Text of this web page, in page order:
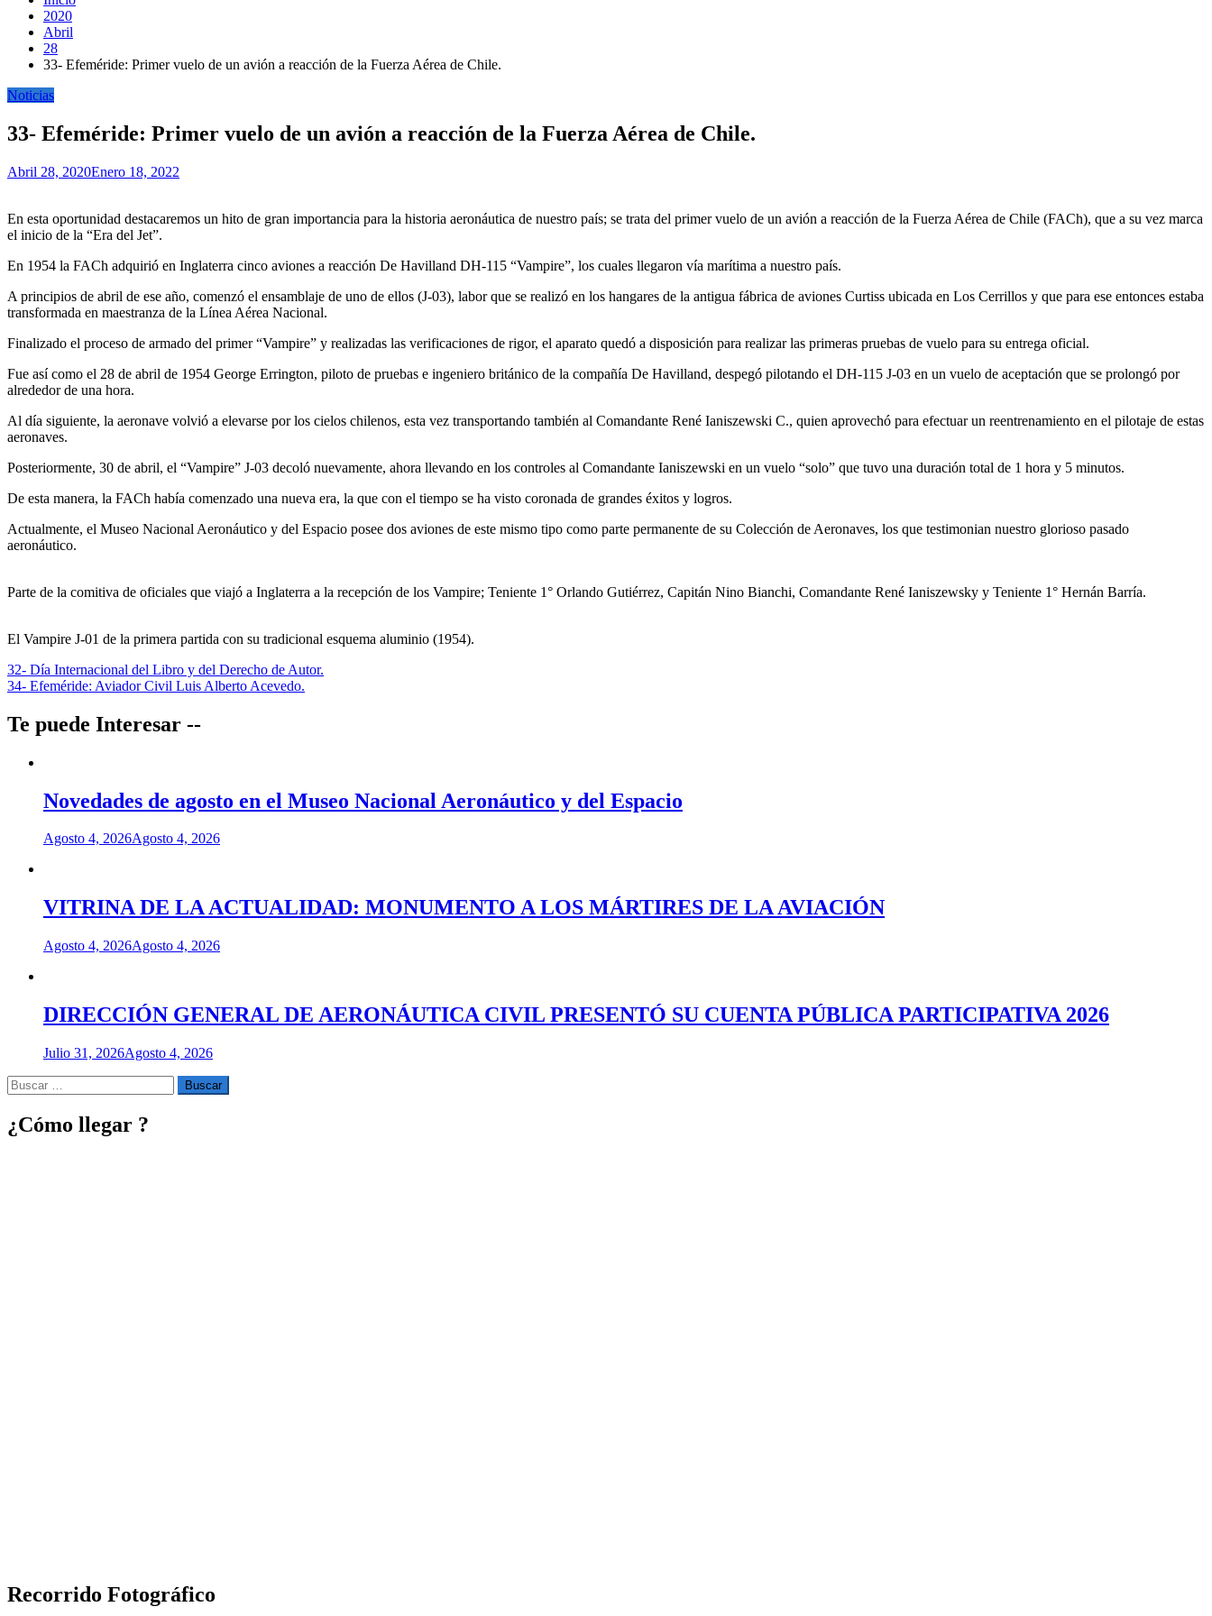
2020
Abril
28
33- Efeméride: Primer vuelo de un avión a reacción de la Fuerza Aérea de Chile.
Noticias
33- Efeméride: Primer vuelo de un avión a reacción de la Fuerza Aérea de Chile.
Abril 28, 2020Enero 18, 2022
En esta oportunidad destacaremos un hito de gran importancia para la historia aeronáutica de nuestro país; se trata del primer vuelo de un avión a reacción de la Fuerza Aérea de Chile (FACh), que a su vez marca
el inicio de la “Era del Jet”.
En 1954 la FACh adquirió en Inglaterra cinco aviones a reacción De Havilland DH-115 “Vampire”, los cuales llegaron vía marítima a nuestro país.
A principios de abril de ese año, comenzó el ensamblaje de uno de ellos (J-03), labor que se realizó en los hangares de la antigua fábrica de aviones Curtiss ubicada en Los Cerrillos y que para ese entonces estaba
transformada en maestranza de la Línea Aérea Nacional.
Finalizado el proceso de armado del primer “Vampire” y realizadas las verificaciones de rigor, el aparato quedó a disposición para realizar las primeras pruebas de vuelo para su entrega oficial.
Fue así como el 28 de abril de 1954 George Errington, piloto de pruebas e ingeniero británico de la compañía De Havilland, despegó pilotando el DH-115 J-03 en un vuelo de aceptación que se prolongó por
alrededor de una hora.
Al día siguiente, la aeronave volvió a elevarse por los cielos chilenos, esta vez transportando también al Comandante René Ianiszewski C., quien aprovechó para efectuar un reentrenamiento en el pilotaje de estas
aeronaves.
Posteriormente, 30 de abril, el “Vampire” J-03 decoló nuevamente, ahora llevando en los controles al Comandante Ianiszewski en un vuelo “solo” que tuvo una duración total de 1 hora y 5 minutos.
De esta manera, la FACh había comenzado una nueva era, la que con el tiempo se ha visto co­ronada de grandes éxitos y logros.
Actualmente, el Museo Nacional Aeronáutico y del Espacio posee dos aviones de este mismo tipo como parte permanente de su Colección de Aeronaves, los que testimonian nuestro glorioso pasado
aeronáutico.
Parte de la comitiva de oficiales que viajó a Inglaterra a la recepción de los Vampire; Teniente 1° Orlando Gutiérrez, Capitán Nino Bianchi, Comandante René Ianiszewsky y Teniente 1° Hernán Barría.
El Vampire J-01 de la primera partida con su tradicional esquema aluminio (1954).
Navegación
de
entradas
32- Día Internacional del Libro y del Derecho de Autor.
34- Efeméride: Aviador Civil Luis Alberto Acevedo.
Te puede Interesar --
Novedades de agosto en el Museo Nacional Aeronáutico y del Espacio
Agosto 4, 2026Agosto 4, 2026
VITRINA DE LA ACTUALIDAD: MONUMENTO A LOS MÁRTIRES DE LA AVIACIÓN
Agosto 4, 2026Agosto 4, 2026
DIRECCIÓN GENERAL DE AERONÁUTICA CIVIL PRESENTÓ SU CUENTA PÚBLICA PARTICIPATIVA 2026
Julio 31, 2026Agosto 4, 2026
Buscar
por:
¿Cómo llegar ?
Recorrido Fotográfico